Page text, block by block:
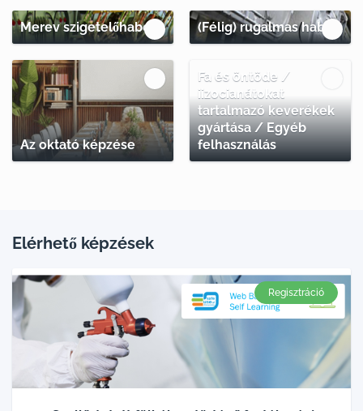
Merev szigetelőhabok (Félig) rugalmas habok
Az oktató képzése
Fa és öntöde /
iizocianátokat
tartalmazó keverékek
gyártása / Egyéb
felhasználás
Elérhető képzések
Regisztráció